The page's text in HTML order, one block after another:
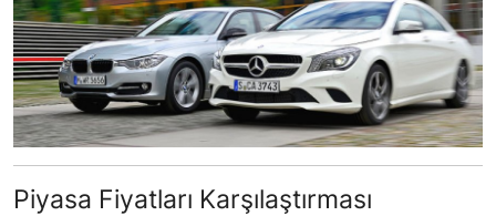
Piyasa Fiyatları Karşılaştırması